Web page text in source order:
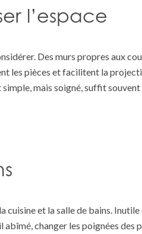
l’espace
Des murs propres aux
pièces et facilitent la
mais soigné, suffit souvent
cuisine et la salle de bains.
changer les poignées